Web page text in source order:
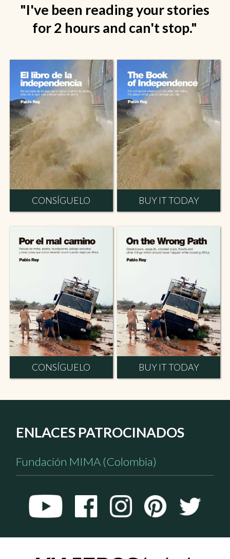
"I've been reading your stories
for 2 hours and can't stop."
CONSÍGUELO BUY IT TODAY
CONSÍGUELO BUY IT TODAY
ENLACES PATROCINADOS
Fundación MIMA (Colombia)